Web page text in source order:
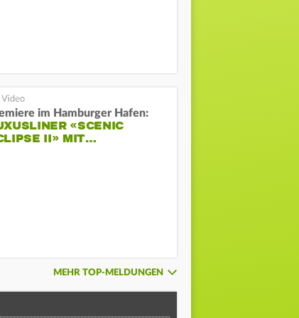
im Hamburger Hafen:
«SCENIC
II» MIT…
MEHR TOP-MELDUNGEN